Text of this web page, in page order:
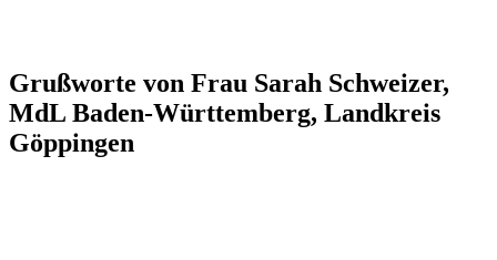
Grußworte von Frau Sarah Schweizer,
MdL Baden-Württemberg, Landkreis
Göppingen